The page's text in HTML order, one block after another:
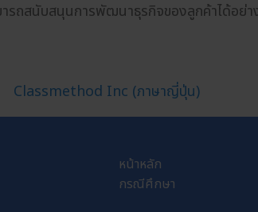
ารถสนับสนุนการพัฒนาธุรกิจของลูกค้าได้อ
Classmethod Inc (ภาษาญี่ปุ่น)
หน้าหลัก
กรณีศึกษา